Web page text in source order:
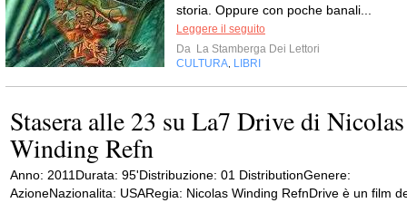
storia. Oppure con poche banali...
Leggere il seguito
Da La Stamberga Dei Lettori
CULTURA LIBRI
Stasera alle 23 su La7 Drive di Nicolas
Winding Refn
Anno: 2011Durata: 95'Distribuzione: 01 DistributionGenere:
AzioneNazionalita: USARegia: Nicolas Winding RefnDrive è un film